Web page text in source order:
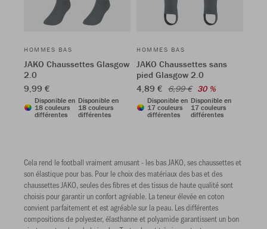
HOMMES BAS
JAKO Chaussettes Glasgow
2.0
9,99 €
Disponible en
18 couleurs
différentes
Disponible en
18 couleurs
différentes
HOMMES BAS
JAKO Chaussettes sans
pied Glasgow 2.0
4,89 € 6,99 € 30 %
Disponible en
17 couleurs
différentes
Disponible en
17 couleurs
différentes
Cela rend le football vraiment amusant - les bas JAKO, ses chaussettes et
son élastique pour bas. Pour le choix des matériaux des bas et des
chaussettes JAKO, seules des fibres et des tissus de haute qualité sont
choisis pour garantir un confort agréable. La teneur élevée en coton
convient parfaitement et est agréable sur la peau. Les différentes
compositions de polyester, élasthanne et polyamide garantissent un bon